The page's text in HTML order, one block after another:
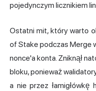
pojedynczym licznikiem
Ostatni mit, który warto
of Stake podczas Merge
nonce'a konta. Zniknął
bloku, ponieważ
a nie przez łamigłówkę